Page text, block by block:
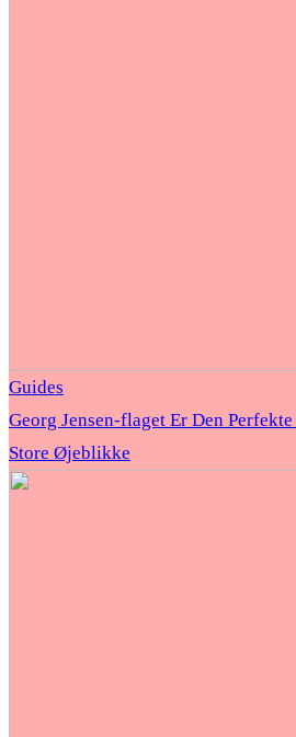
Guides
Georg Jensen-flaget Er Den
Store Øjeblikke